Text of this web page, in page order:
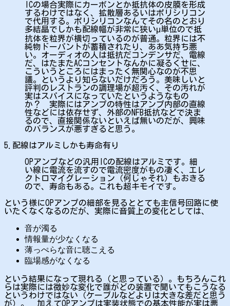
ICの場合実際にカーボンとか抵抗体の皮膜を形成
するわけではなく、拡散層あるいはポリシリコン
で代用する。ポリシリコンなんてその名のとおり
多結晶でしかも配線幅が非常に狭いμ単位ので抵
抗体を粒界が横切っているのが普通。粒界には不
純物ドーパントが蓄積されたり、ああ気持ち悪
い。オーディオの人は抵抗だコンデンサだ、電線
だ、はたまたACコンセントなんかに凝るくせに、
こういうところにはまったく無関心なのが不思
議。というより知らないだけだろう。美味しいと
評判のレストランの調理場が超汚く、その汚れが
実はスパイスになっていたというようなもの
か？ 実際にはアンプの特性はアンプ内部の直線
性などには依存せず、外部のNFB抵抗などで決ま
るので、直接関係ないといえば無いのだが、興味
のバランスが悪すぎると思う。
5.配線はアルミしかも寿命有り
OPアンプなどの汎用ICの配線はアルミです。細
い線に電流を流すので電流密度がもの凄く、エレ
クトロマイグレーション（何じゃそれ）もおきる
ので、寿命もある。これも超キモイです。
という様にOPアンプの細部を見るととても主信号回路に使
いたくなくなるのだが、実際に音質上の変化としては、
音が濁る
情報量が少なくなる
薄っぺらな音に聴こえる
臨場感がなくなる
という結果になって現れる（と思っている）。もちろんこれ
らは実際には微妙な変化で誰がどの装置で聞いてもこうなる
というわけではない（ケーブルなどよりは大きな差だと思う
が）。 加えてOPアンプは実装状態での基本性能が実は悪